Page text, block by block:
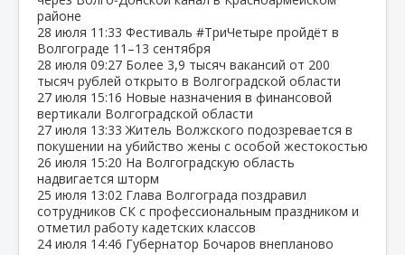
районе
28 июля 11:33 Фестиваль #ТриЧетыре пройдёт в
Волгограде 11–13 сентября
28 июля 09:27 Более 3,9 тысяч вакансий от 200
тысяч рублей открыто в Волгоградской области
27 июля 15:16 Новые назначения в финансовой
вертикали Волгоградской области
27 июля 13:33 Житель Волжского подозревается в
покушении на убийство жены с особой жестокостью
26 июля 15:20 На Волгоградскую область
надвигается шторм
25 июля 13:02 Глава Волгограда поздравил
сотрудников СК с профессиональным праздником и
отметил работу кадетских классов
24 июля 14:46 Губернатор Бочаров внепланово